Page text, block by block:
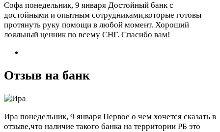
Софа понедельник, 9 января Достойный банк с
достойными и опытным сотрудниками,которые готовы
протянуть руку помощи в любой момент. Хороший
лояльный ценник по всему СНГ. Спасибо вам!
Отзыв на банк
Ира понедельник, 9 января Первое о чем хочется сказать в
отзыве,что наличие такого банка на территории РБ это